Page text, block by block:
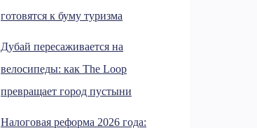
готовятся к буму туризма
Дубай пересаживается на
велосипеды: как The Loop
превращает город пустыни
Налоговая реформа 2026 года: